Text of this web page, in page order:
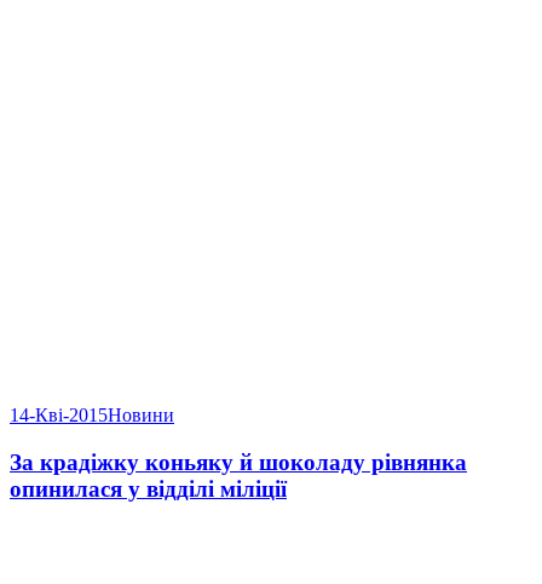
14-Кві-2015Новини
За крадіжку коньяку й шоколаду рівнянка
опинилася у відділі міліції